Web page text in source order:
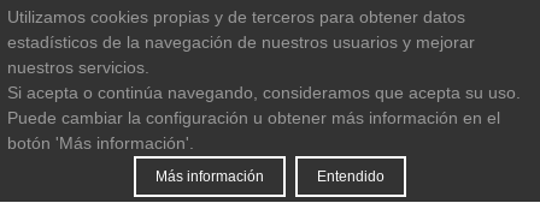
Utilizamos cookies propias y de terceros para obtener datos
estadísticos de la navegación de nuestros usuarios y mejorar
nuestros servicios.
Si acepta o continúa navegando, consideramos que acepta su uso.
Puede cambiar la configuración u obtener más información en el
botón 'Más información'.
Más información Entendido